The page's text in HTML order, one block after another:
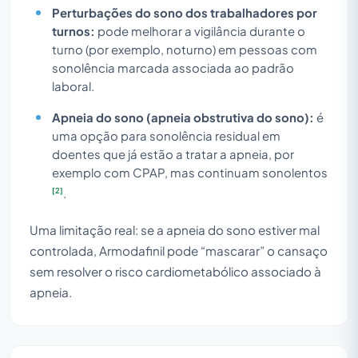
Perturbações do sono dos trabalhadores por
turnos: pode melhorar a vigilância durante o
turno (por exemplo, noturno) em pessoas com
sonolência marcada associada ao padrão
laboral.
Apneia do sono (apneia obstrutiva do sono): é
uma opção para sonolência residual em
doentes que já estão a tratar a apneia, por
exemplo com CPAP, mas continuam sonolentos
[2]
Uma limitação real: se a apneia do sono estiver mal
controlada, Armodafinil pode “mascarar” o cansaço
sem resolver o risco cardiometabólico associado à
apneia.